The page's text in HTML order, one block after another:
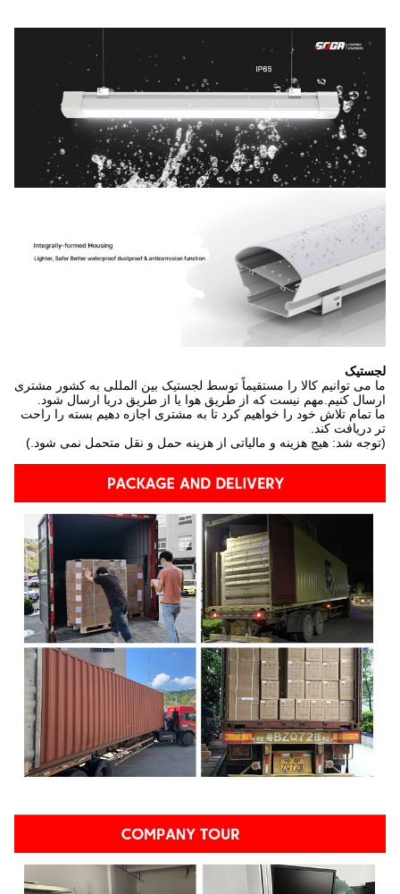
می توانیم کالا را مستقیماً توسط لجستیک بین المللی به کشور مشتری
کنیم.مهم نیست که از طریق هوا یا از طریق دریا ارسال شود.
تمام تلاش خود را خواهیم کرد تا به مشتری اجازه دهیم بسته را راحت
دریافت کند.
شد: هیچ هزینه و مالیاتی از هزینه حمل و نقل متحمل نمی شود.)